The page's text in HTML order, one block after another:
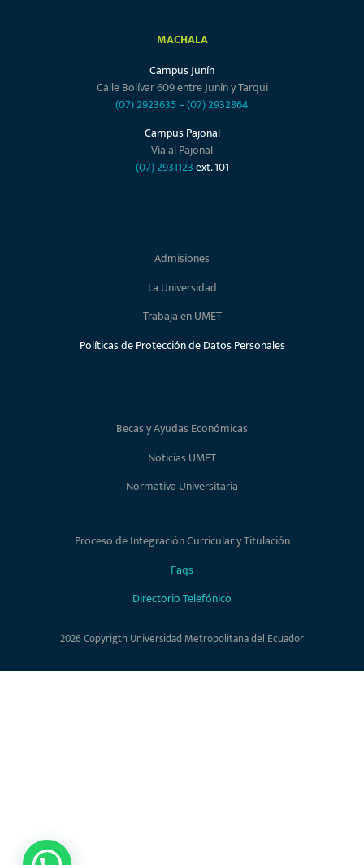
MACHALA
Campus Junín
Calle Bolívar 609 entre Junín y Tarqui
(07) 2923635–(07) 2932864
Campus Pajonal
Vía al Pajonal
(07) 2931123ext. 101
Admisiones
La Universidad
Trabaja en UMET
Políticas de Protección de Datos Personales
Becas y Ayudas Económicas
Noticias UMET
Normativa Universitaria
Proceso de Integración Curricular y Titulación
Faqs
Directorio Telefónico
2026 Copyrigth Universidad Metropolitana del Ecuador